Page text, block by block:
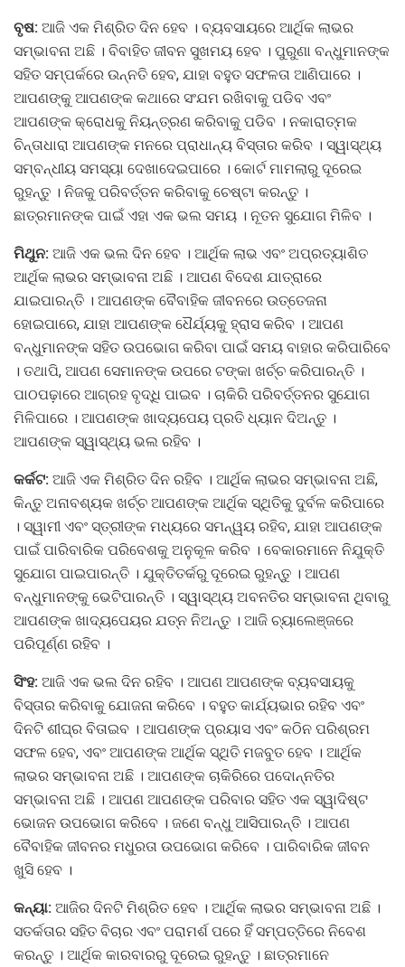
ବୃଷ: ଆଜି ଏକ ମିଶ୍ରିତ ଦିନ ହେବ । ବ୍ୟବସାୟରେ ଆର୍ଥିକ ଲାଭର
ସମ୍ଭାବନା ଅଛି । ବିବାହିତ ଜୀବନ ସୁଖମୟ ହେବ । ପୁରୁଣା ବନ୍ଧୁମାନଙ୍କ
ସହିତ ସମ୍ପର୍କରେ ଉନ୍ନତି ହେବ, ଯାହା ବହୁତ ସଫଳତା ଆଣିପାରେ ।
ଆପଣଙ୍କୁ ଆପଣଙ୍କ କଥାରେ ସଂଯମ ରଖିବାକୁ ପଡିବ ଏବଂ
ଆପଣଙ୍କ କ୍ରୋଧକୁ ନିୟନ୍ତ୍ରଣ କରିବାକୁ ପଡିବ । ନକାରାତ୍ମକ
ଚିନ୍ତାଧାରା ଆପଣଙ୍କ ମନରେ ପ୍ରାଧାନ୍ୟ ବିସ୍ତାର କରିବ । ସ୍ୱାସ୍ଥ୍ୟ
ସମ୍ବନ୍ଧୀୟ ସମସ୍ୟା ଦେଖାଦେଇପାରେ । କୋର୍ଟ ମାମଲାରୁ ଦୂରେଇ
ରୁହନ୍ତୁ । ନିଜକୁ ପରିବର୍ତ୍ତନ କରିବାକୁ ଚେଷ୍ଟା କରନ୍ତୁ ।
ଛାତ୍ରମାନଙ୍କ ପାଇଁ ଏହା ଏକ ଭଲ ସମୟ । ନୂତନ ସୁଯୋଗ ମିଳିବ ।
ମିଥୁନ: ଆଜି ଏକ ଭଲ ଦିନ ହେବ । ଆର୍ଥିକ ଲାଭ ଏବଂ ଅପ୍ରତ୍ୟାଶିତ
ଆର୍ଥିକ ଲାଭର ସମ୍ଭାବନା ଅଛି । ଆପଣ ବିଦେଶ ଯାତ୍ରାରେ
ଯାଇପାରନ୍ତି । ଆପଣଙ୍କ ବୈବାହିକ ଜୀବନରେ ଉତ୍ତେଜନା
ହୋଇପାରେ, ଯାହା ଆପଣଙ୍କ ଧୈର୍ଯ୍ୟକୁ ହ୍ରାସ କରିବ । ଆପଣ
ବନ୍ଧୁମାନଙ୍କ ସହିତ ଉପଭୋଗ କରିବା ପାଇଁ ସମୟ ବାହାର କରିପାରିବେ
। ତଥାପି, ଆପଣ ସେମାନଙ୍କ ଉପରେ ଟଙ୍କା ଖର୍ଚ୍ଚ କରିପାରନ୍ତି ।
ପାଠପଢ଼ାରେ ଆଗ୍ରହ ବୃଦ୍ଧି ପାଇବ । ଚାକିରି ପରିବର୍ତ୍ତନର ସୁଯୋଗ
ମିଳିପାରେ । ଆପଣଙ୍କ ଖାଦ୍ୟପେୟ ପ୍ରତି ଧ୍ୟାନ ଦିଅନ୍ତୁ ।
ଆପଣଙ୍କ ସ୍ୱାସ୍ଥ୍ୟ ଭଲ ରହିବ ।
କର୍କଟ: ଆଜି ଏକ ମିଶ୍ରିତ ଦିନ ରହିବ । ଆର୍ଥିକ ଲାଭର ସମ୍ଭାବନା ଅଛି,
କିନ୍ତୁ ଅନାବଶ୍ୟକ ଖର୍ଚ୍ଚ ଆପଣଙ୍କ ଆର୍ଥିକ ସ୍ଥିତିକୁ ଦୁର୍ବଳ କରିପାରେ
। ସ୍ୱାମୀ ଏବଂ ସ୍ତ୍ରୀଙ୍କ ମଧ୍ୟରେ ସମନ୍ୱୟ ରହିବ, ଯାହା ଆପଣଙ୍କ
ପାଇଁ ପାରିବାରିକ ପରିବେଶକୁ ଅନୁକୂଳ କରିବ । ବେକାରମାନେ ନିଯୁକ୍ତି
ସୁଯୋଗ ପାଇପାରନ୍ତି । ଯୁକ୍ତିତର୍କରୁ ଦୂରେଇ ରୁହନ୍ତୁ । ଆପଣ
ବନ୍ଧୁମାନଙ୍କୁ ଭେଟିପାରନ୍ତି । ସ୍ୱାସ୍ଥ୍ୟ ଅବନତିର ସମ୍ଭାବନା ଥିବାରୁ
ଆପଣଙ୍କ ଖାଦ୍ୟପେୟର ଯତ୍ନ ନିଅନ୍ତୁ । ଆଜି ଚ୍ୟାଲେଞ୍ଜରେ
ପରିପୂର୍ଣ୍ଣ ରହିବ ।
ସିଂହ: ଆଜି ଏକ ଭଲ ଦିନ ରହିବ । ଆପଣ ଆପଣଙ୍କ ବ୍ୟବସାୟକୁ
ବିସ୍ତାର କରିବାକୁ ଯୋଜନା କରିବେ । ବହୁତ କାର୍ଯ୍ୟଭାର ରହିବ ଏବଂ
ଦିନଟି ଶୀଘ୍ର ବିତାଇବ । ଆପଣଙ୍କ ପ୍ରୟାସ ଏବଂ କଠିନ ପରିଶ୍ରମ
ସଫଳ ହେବ, ଏବଂ ଆପଣଙ୍କ ଆର୍ଥିକ ସ୍ଥିତି ମଜବୁତ ହେବ । ଆର୍ଥିକ
ଲାଭର ସମ୍ଭାବନା ଅଛି । ଆପଣଙ୍କ ଚାକିରିରେ ପଦୋନ୍ନତିର
ସମ୍ଭାବନା ଅଛି । ଆପଣ ଆପଣଙ୍କ ପରିବାର ସହିତ ଏକ ସ୍ୱାଦିଷ୍ଟ
ଭୋଜନ ଉପଭୋଗ କରିବେ । ଜଣେ ବନ୍ଧୁ ଆସିପାରନ୍ତି । ଆପଣ
ବୈବାହିକ ଜୀବନର ମଧୁରତା ଉପଭୋଗ କରିବେ । ପାରିବାରିକ ଜୀବନ
ଖୁସି ହେବ ।
କନ୍ୟା: ଆଜିର ଦିନଟି ମିଶ୍ରିତ ହେବ । ଆର୍ଥିକ ଲାଭର ସମ୍ଭାବନା ଅଛି ।
ସତର୍କତାର ସହିତ ବିଚାର ଏବଂ ପରାମର୍ଶ ପରେ ହିଁ ସମ୍ପତ୍ତିରେ ନିବେଶ
କରନ୍ତୁ । ଆର୍ଥିକ କାରବାରରୁ ଦୂରେଇ ରୁହନ୍ତୁ । ଛାତ୍ରମାନେ